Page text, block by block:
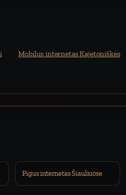
Mobilus internetas Kajetoniškės
Pigus internetas Šiauliuose